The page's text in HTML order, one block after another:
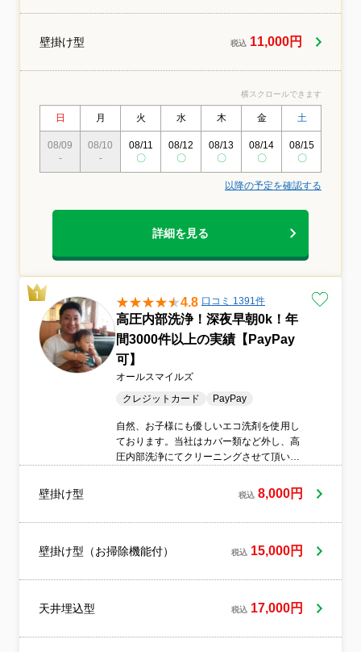
ーまで責任を持って丁寧に対応いたしま
壁掛け型 税込 11,000円
横スクロールできます
日 月 火 水 木 金 土
08/09
-
08/10
-
08/11
〇
08/12
〇
08/13
〇
08/14
〇
08/15
〇
以降の予定を確認する
詳細を見る
4.8 口コミ 1391件
高圧内部洗浄！深夜早朝0k！年
間3000件以上の実績【PayPay
可】
オールスマイルズ
クレジットカード
PayPay
自然、お子様にも優しいエコ洗剤を使用し
ております。当社はカバー類など外し、高
圧内部洗浄にてクリーニングさせて頂いて
せません。見えないところにもカビは繁殖
しております。年に一度はエアコンクリー
盟店！
壁掛け型 税込 8,000円
壁掛け型（お掃除機能付） 税込 15,000円
天井埋込型 税込 17,000円